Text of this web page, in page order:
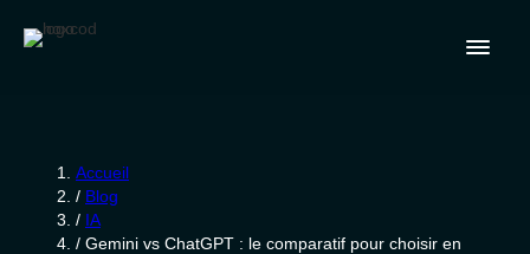
Accueil
/ Blog
/ IA
/ Gemini vs ChatGPT : le comparatif pour choisir en